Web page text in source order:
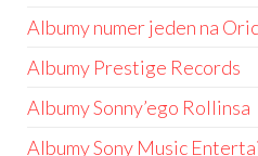
Albumy numer jeden na
Albumy Prestige Records
Albumy Sonny’ego Rollinsa
Albumy Sony Music